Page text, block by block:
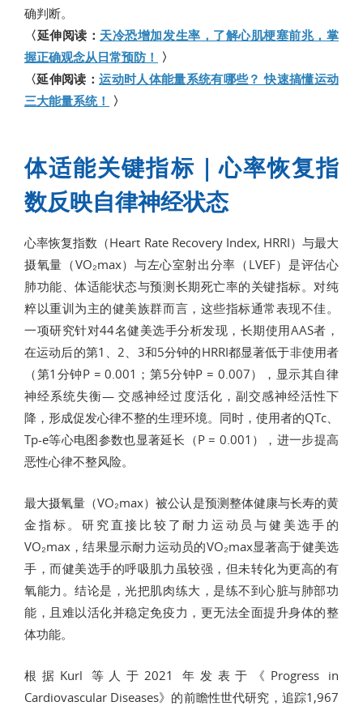
确判断。
〈延伸阅读： 天冷恐增加发生率，了解心肌梗塞前兆，掌
握正确观念从日常预防！ 〉
〈延伸阅读：运动时人体能量系统有哪些？ 快速搞懂运动
三大能量系统！ 〉
体适能关键指标｜心率恢复指
数反映自律神经状态
心率恢复指数（Heart Rate Recovery Index, HRRI）与最大
摄氧量（VO₂max）与左心室射出分率（LVEF）是评估心
肺功能、体适能状态与预测长期死亡率的关键指标。对纯
粹以重训为主的健美族群而言，这些指标通常表现不佳。
一项研究针对44名健美选手分析发现，长期使用AAS者，
在运动后的第1、2、3和5分钟的HRRI都显著低于非使用者
（第1分钟P = 0.001；第5分钟P = 0.007），显示其自律
神经系统失衡— 交感神经过度活化，副交感神经活性下
降，形成促发心律不整的生理环境。同时，使用者的QTc、
Tp-e等心电图参数也显著延长（P = 0.001），进一步提高
恶性心律不整风险。
最大摄氧量（VO₂max）被公认是预测整体健康与长寿的黄
金指标。研究直接比较了耐力运动员与健美选手的
VO₂max，结果显示耐力运动员的VO₂max显著高于健美选
手，而健美选手的呼吸肌力虽较强，但未转化为更高的有
氧能力。结论是，光把肌肉练大，是练不到心脏与肺部功
能，且难以活化并稳定免疫力，更无法全面提升身体的整
体功能。
根据Kurl 等人于2021 年发表于《Progress in
Cardiovascular Diseases》的前瞻性世代研究，追踪1,967